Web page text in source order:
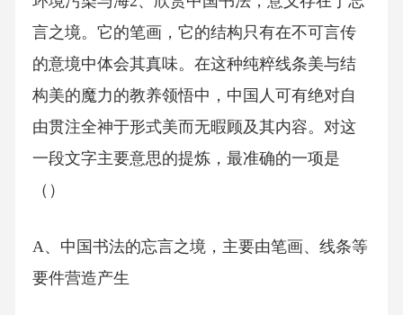
言之境。它的笔画，它的结构只有在不可言传
的意境中体会其真味。在这种纯粹线条美与结
构美的魔力的教养领悟中，中国人可有绝对自
由贯注全神于形式美而无暇顾及其内容。对这
一段文字主要意思的提炼，最准确的一项是
（）
A、中国书法的忘言之境，主要由笔画、线条等
要件营造产生